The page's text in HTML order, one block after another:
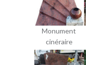
Monument
cinéraire